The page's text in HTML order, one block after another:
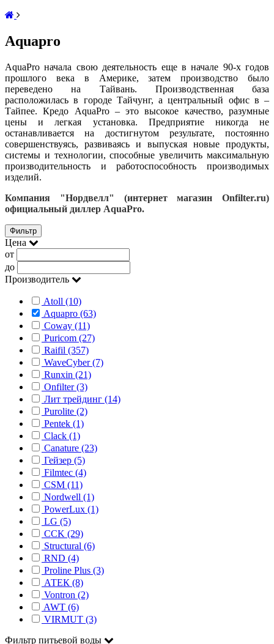
Aquapro
AquaPro начала свою деятельность еще в начале 90-х годов
прошлого века в Америке, затем производство было
переведено на Тайвань. Производственная база
расположилась в городе Тайчунг, а центральный офис в –
Тайпее. Кредо AquaPro – это высокое качество, разумные
цены и легкая установка. Предприятие никогда не
останавливается на достигнутом результате, постоянно
совершенствуясь, развиваясь и выпуская новые продукты,
системы и технологии, способные увеличить максимальную
производительность и работоспособность производимых
изделий.
Компания "Нордвелл" (интернет магазин Onfilter.ru)
официальный диллер AquaPro.
Фильтр
Цена
от
до
Производитель
Atoll (10)
Aquapro (63)
Coway (11)
Puricom (27)
Raifil (357)
WaveCyber (7)
Runxin (21)
Onfilter (3)
Лит трейдинг (14)
Purolite (2)
Pentek (1)
Clack (1)
Canature (23)
Гейзер (5)
Filmtec (4)
CSM (11)
Nordwell (1)
PowerLux (1)
LG (5)
CCK (29)
Structural (6)
RND (4)
Proline Plus (3)
АТЕК (8)
Vontron (2)
AWT (6)
VIRMUT (3)
Фильтр питьевой воды